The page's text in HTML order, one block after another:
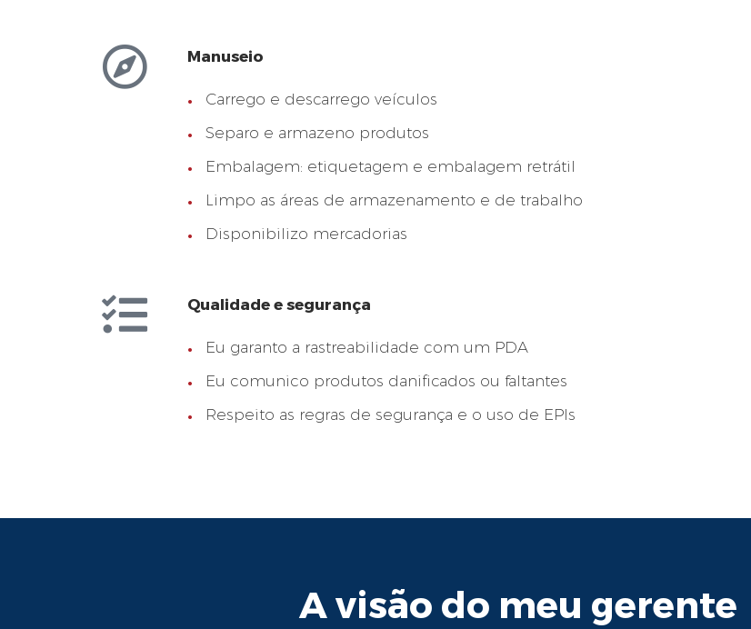
Manuseio
Carrego e descarrego veículos
Separo e armazeno produtos
Embalagem: etiquetagem e embalagem retrátil
Limpo as áreas de armazenamento e de trabalho
Disponibilizo mercadorias
Qualidade e segurança
Eu garanto a rastreabilidade com um PDA
Eu comunico produtos danificados ou faltantes
Respeito as regras de segurança e o uso de EPIs
A visão do meu gerente